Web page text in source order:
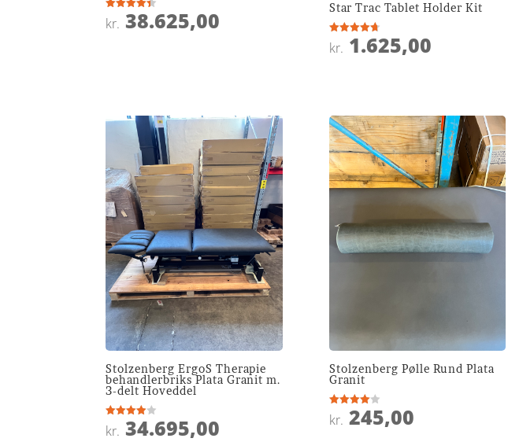
Vurderet
4.4
kr. 38.625,00 Star Trac Tablet Holder Kit
Vurderet
4.7
kr. 1.625,00
Stolzenberg ErgoS Therapie
behandlerbriks Plata Granit m.
3-delt Hoveddel
Vurderet
3.9
kr. 34.695,00
Stolzenberg Pølle Rund Plata
Granit
Vurderet
4
kr. 245,00